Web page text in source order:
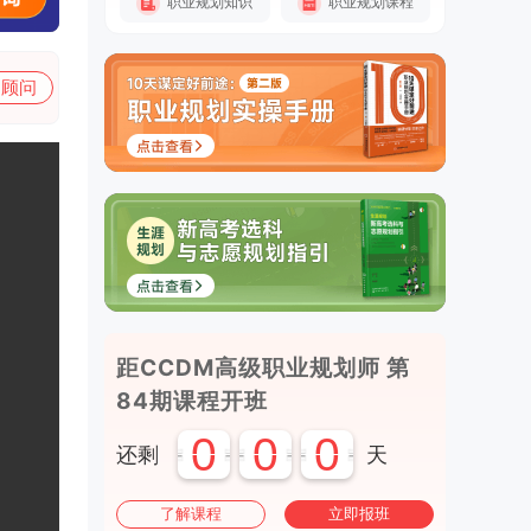
问
距CCDM高级职业规划师 第
84期课程开班
还剩 0 0 0 天
了解课程 立即报班